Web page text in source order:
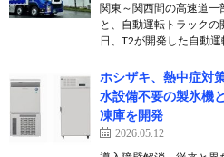
関東～関西間の高速道
と、自動運転トラック
日、T2が開発した自動
ホシザキ、熱中症対
水設備不要の製氷機
凍庫を開発
2026.05.12